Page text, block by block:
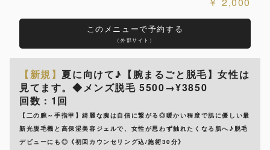
このメニューで予約する
（外部サイト）
【新規】夏に向けて♪【腕まるごと脱毛】女性は
見てます。◆メンズ脱毛 5500→¥3850
回数：1回
【二の腕～手指甲】綺麗な腕は自信に繋がる◎暖かい程度で肌に優しい最
新光脱毛機と高保湿美容ジェルで、女性が思わず触れたくなる肌へ♪脱毛
デビューにも◎《初回カウンセリング込/施術30分》